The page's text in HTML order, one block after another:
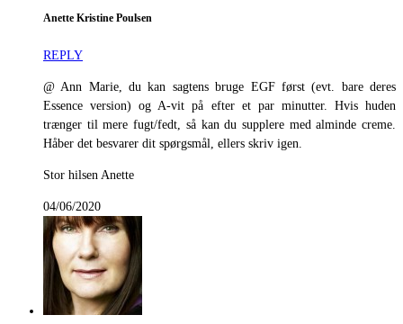
Anette Kristine Poulsen
REPLY
@ Ann Marie, du kan sagtens bruge EGF først (evt. bare deres
Essence version) og A-vit på efter et par minutter. Hvis huden
trænger til mere fugt/fedt, så kan du supplere med alminde creme.
Håber det besvarer dit spørgsmål, ellers skriv igen.
Stor hilsen Anette
04/06/2020